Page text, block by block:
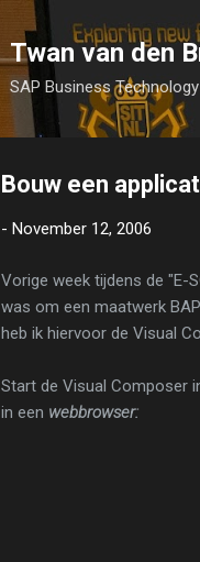
Twan van den
SAP Business
Bouw een
- November 12, 2006
Vorige week tijdens de "E-
was om een maatwerk
heb ik hiervoor de Visual
Start de Visual Composer
in een webbrowser: